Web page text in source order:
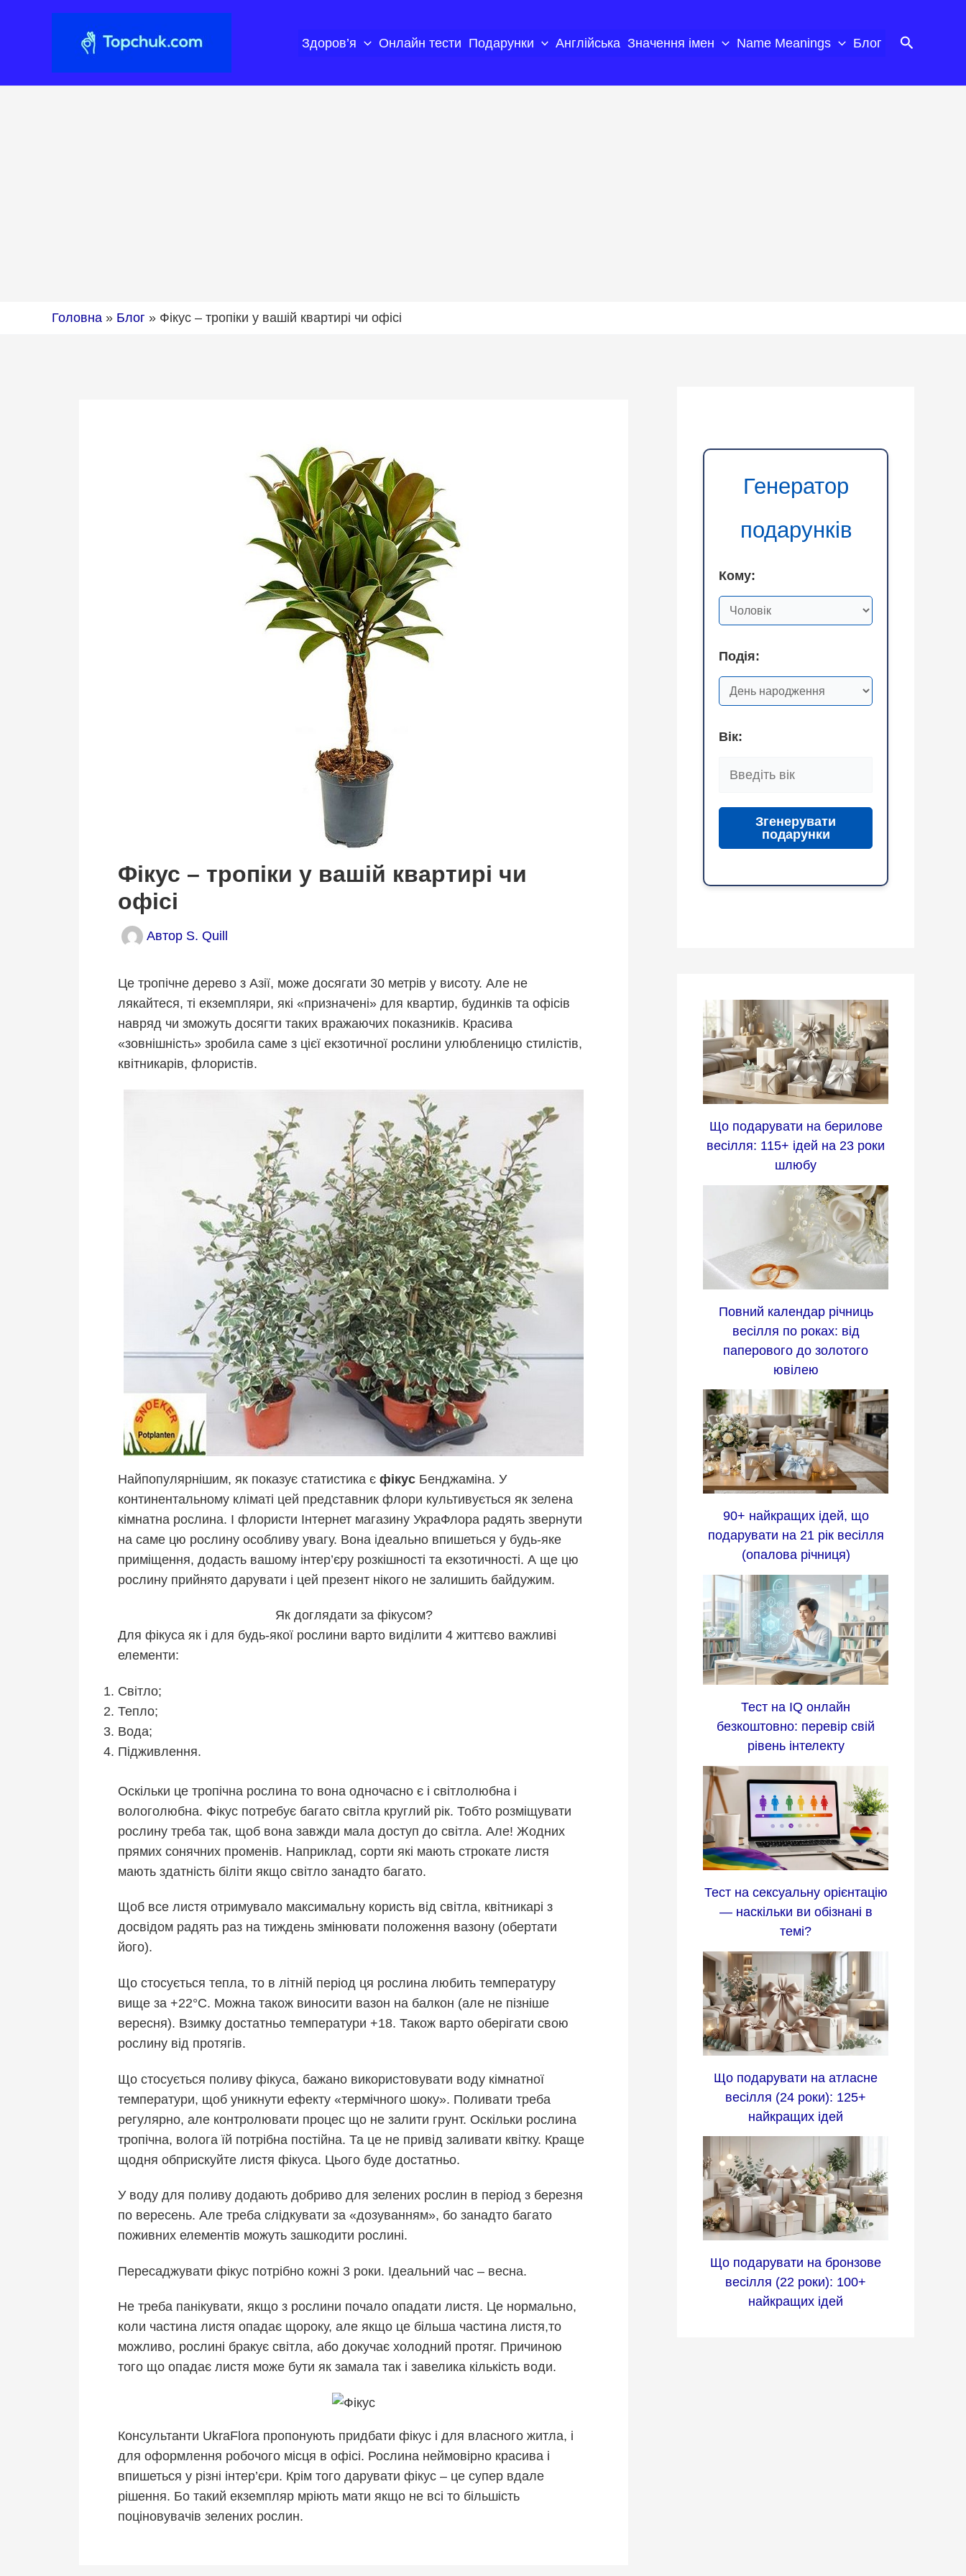
Здоров’я Онлайн тести Подарунки Англійська Значення імен Name Meanings Блог Пошук
Головна » Блог » Фікус – тропіки у вашій квартирі чи офісі
Фікус – тропіки у вашій квартирі чи
офісі
Автор S. Quill
Це тропічне дерево з Азії, може досягати 30 метрів у висоту. Але не
лякайтеся, ті екземпляри, які «призначені» для квартир, будинків та офісів
навряд чи зможуть досягти таких вражаючих показників. Красива
«зовнішність» зробила саме з цієї екзотичної рослини улюбленицю стилістів,
квітникарів, флористів.
Найпопулярнішим, як показує статистика є фікус Бенджаміна. У
континентальному кліматі цей представник флори культивується як зелена
кімнатна рослина. І флористи Інтернет магазину УкраФлора радять звернути
на саме цю рослину особливу увагу. Вона ідеально впишеться у будь-яке
приміщення, додасть вашому інтер’єру розкішності та екзотичності. А ще цю
рослину прийнято дарувати і цей презент нікого не залишить байдужим.
Як доглядати за фікусом?
Для фікуса як і для будь-якої рослини варто виділити 4 життєво важливі
елементи:
Світло;
Тепло;
Вода;
Підживлення.
Оскільки це тропічна рослина то вона одночасно є і світлолюбна і
вологолюбна. Фікус потребує багато світла круглий рік. Тобто розміщувати
рослину треба так, щоб вона завжди мала доступ до світла. Але! Жодних
прямих сонячних променів. Наприклад, сорти які мають строкате листя
мають здатність біліти якщо світло занадто багато.
Щоб все листя отримувало максимальну користь від світла, квітникарі з
досвідом радять раз на тиждень змінювати положення вазону (обертати
його).
Що стосується тепла, то в літній період ця рослина любить температуру
вище за +22°C. Можна також виносити вазон на балкон (але не пізніше
вересня). Взимку достатньо температури +18. Також варто оберігати свою
рослину від протягів.
Що стосується поливу фікуса, бажано використовувати воду кімнатної
температури, щоб уникнути ефекту «термічного шоку». Поливати треба
регулярно, але контролювати процес що не залити грунт. Оскільки рослина
тропічна, волога їй потрібна постійна. Та це не привід заливати квітку. Краще
щодня обприскуйте листя фікуса. Цього буде достатньо.
У воду для поливу додають добриво для зелених рослин в період з березня
по вересень. Але треба слідкувати за «дозуванням», бо занадто багато
поживних елементів можуть зашкодити рослині.
Пересаджувати фікус потрібно кожні 3 роки. Ідеальний час – весна.
Не треба панікувати, якщо з рослини почало опадати листя. Це нормально,
коли частина листя опадає щороку, але якщо це більша частина листя,то
можливо, рослині бракує світла, або докучає холодний протяг. Причиною
того що опадає листя може бути як замала так і завелика кількість води.
Консультанти UkraFlora пропонують придбати фікус і для власного житла, і
для оформлення робочого місця в офісі. Рослина неймовірно красива і
впишеться у різні інтер’єри. Крім того дарувати фікус – це супер вдале
рішення. Бо такий екземпляр мріють мати якщо не всі то більшість
поціновувачів зелених рослин.
Генератор
подарунків
Кому:
Подія:
Вік:
Згенерувати
подарунки
Що подарувати на берилове
весілля: 115+ ідей на 23 роки
шлюбу
Повний календар річниць
весілля по роках: від
паперового до золотого
ювілею
90+ найкращих ідей, що
подарувати на 21 рік весілля
(опалова річниця)
Тест на IQ онлайн
безкоштовно: перевір свій
рівень інтелекту
Тест на сексуальну орієнтацію
— наскільки ви обізнані в
темі?
Що подарувати на атласне
весілля (24 роки): 125+
найкращих ідей
Що подарувати на бронзове
весілля (22 роки): 100+
найкращих ідей